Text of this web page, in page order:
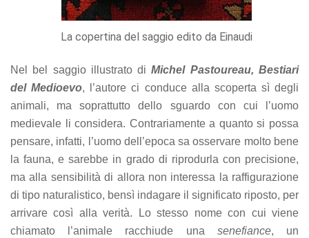
La copertina del saggio edito da Einaudi
Nel bel saggio illustrato diMichel Pastoureau, Bestiari
del Medioevo, l’autore ci conduce alla scoperta sì degli
animali, ma soprattutto dello sguardo con cui l’uomo
medievale li considera. Contrariamente a quanto si possa
pensare, infatti, l’uomo dell’epoca sa osservare molto bene
la fauna, e sarebbe in grado di riprodurla con precisione,
ma alla sensibilità di allora non interessa la raffigurazione
di tipo naturalistico, bensì indagare il significato riposto, per
arrivare così alla verità. Lo stesso nome con cui viene
chiamato l’animale racchiude una senefiance, un